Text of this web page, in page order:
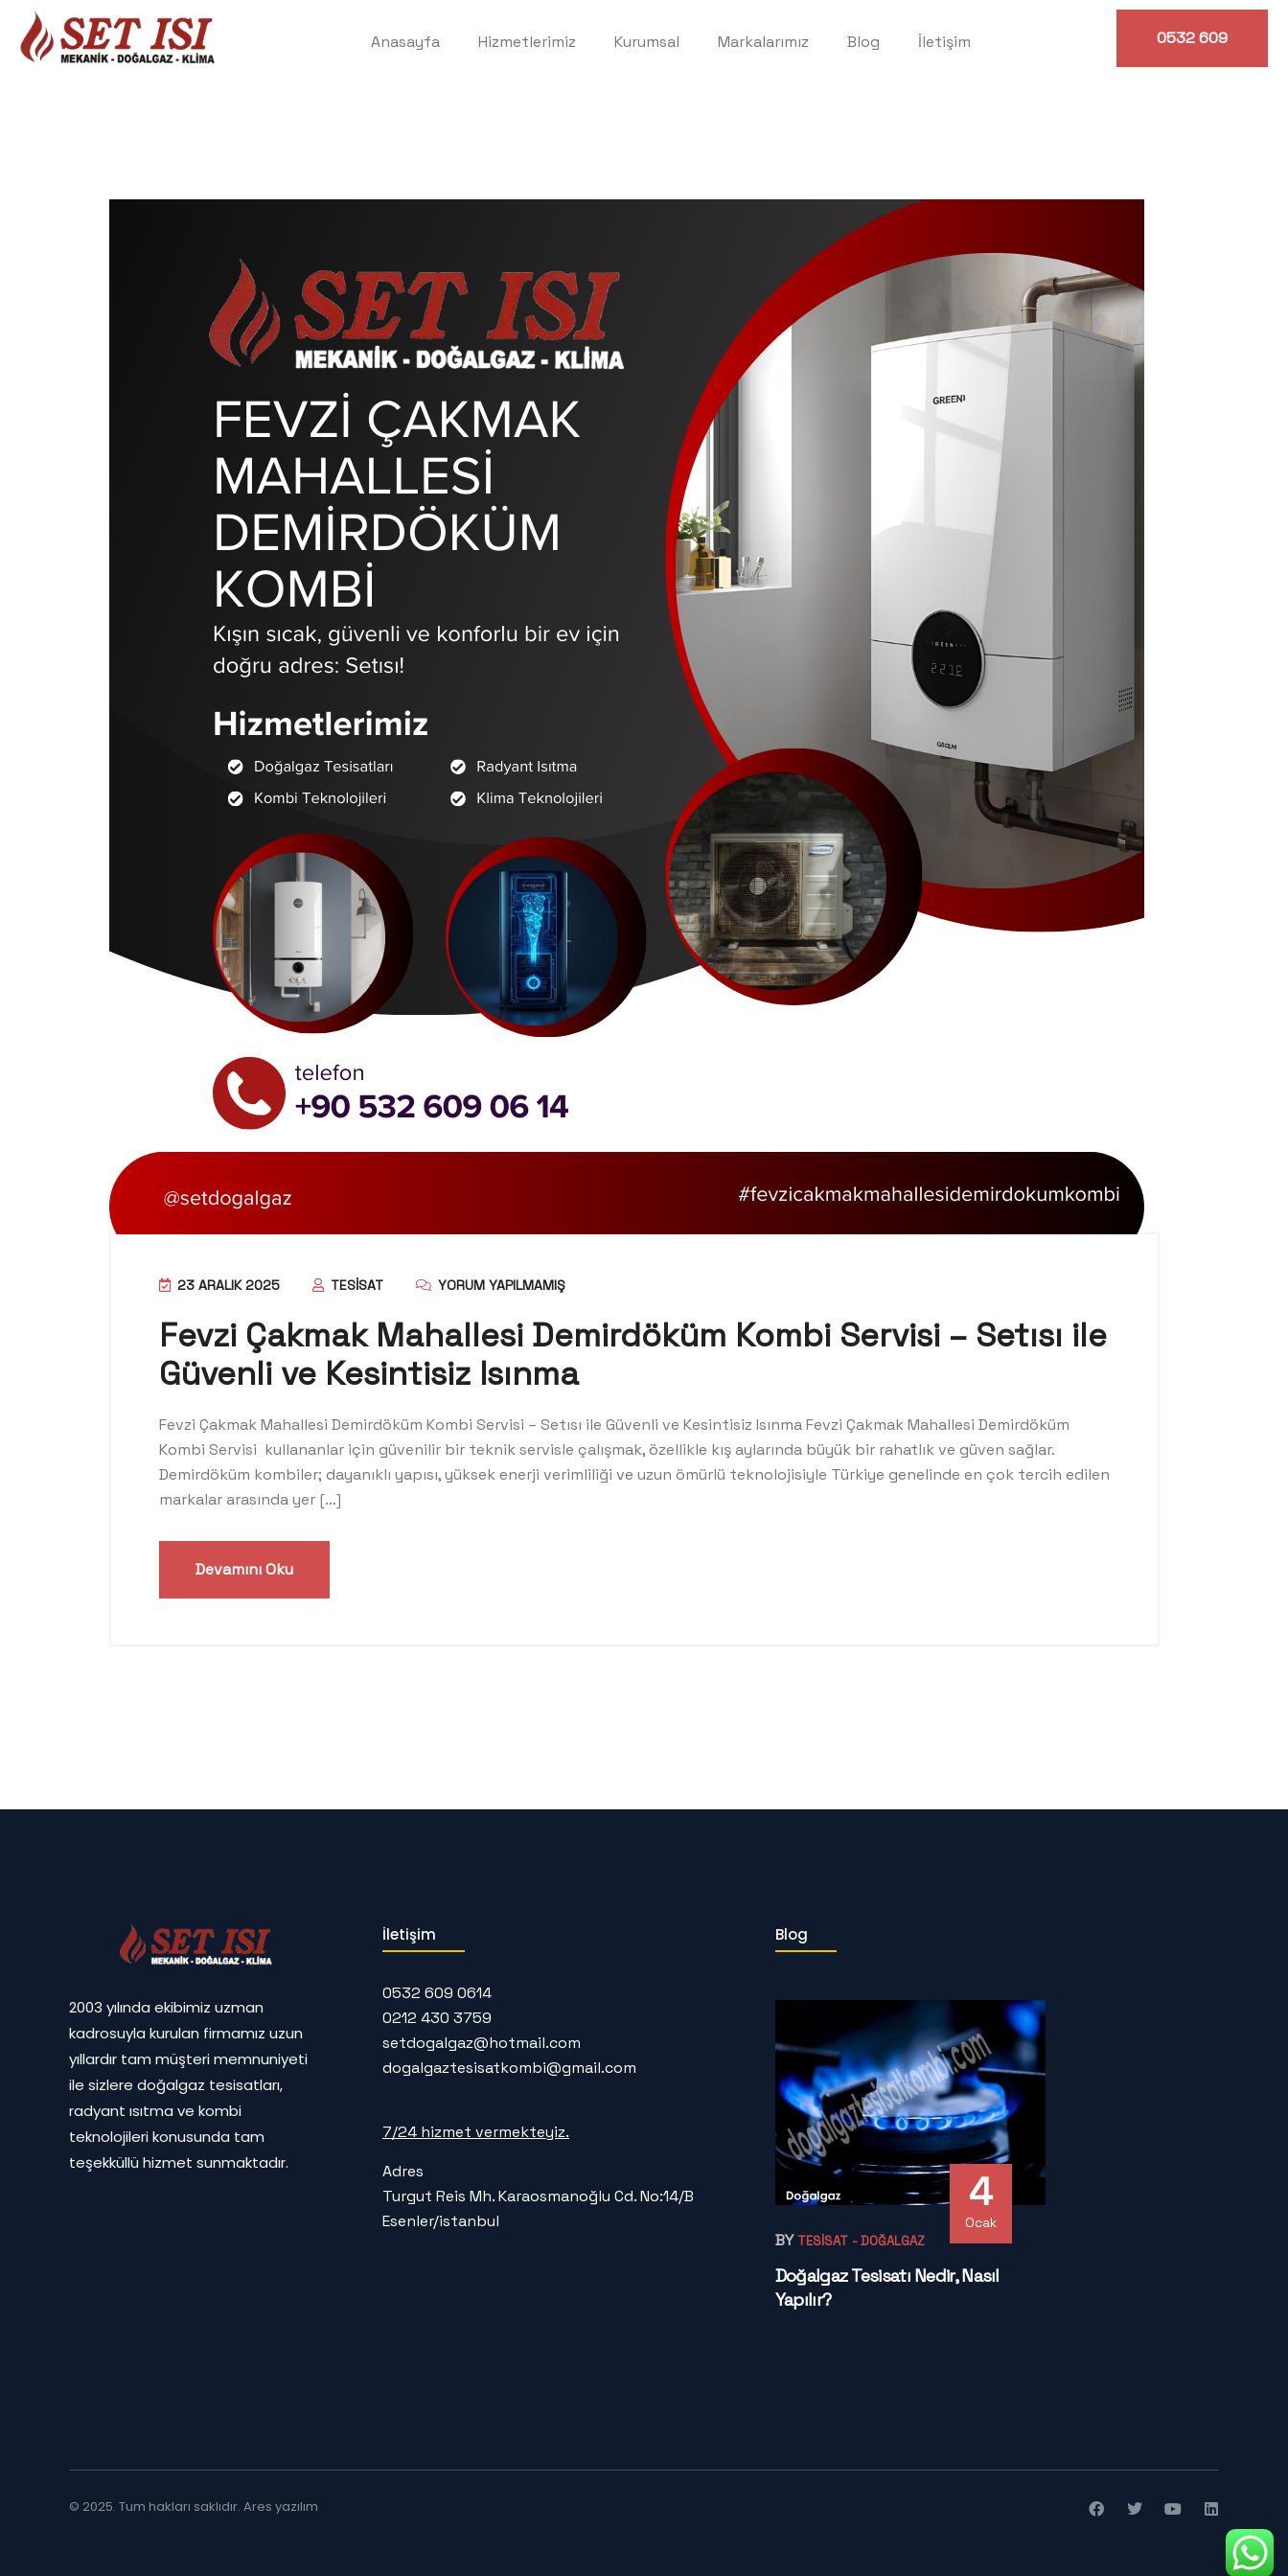
Anasayfa Hizmetlerimiz Kurumsal Markalarımız Blog İletişim 0532 609
23 ARALIK 2025 TESISAT YORUM YAPILMAMIŞ
Fevzi Çakmak Mahallesi Demirdöküm Kombi Servisi – Setısı ile
Güvenli ve Kesintisiz Isınma
Fevzi Çakmak Mahallesi Demirdöküm Kombi Servisi – Setısı ile Güvenli ve Kesintisiz Isınma Fevzi Çakmak Mahallesi Demirdöküm
Kombi Servisi kullananlar için güvenilir bir teknik servisle çalışmak, özellikle kış aylarında büyük bir rahatlık ve güven sağlar.
Demirdöküm kombiler; dayanıklı yapısı, yüksek enerji verimliliği ve uzun ömürlü teknolojisiyle Türkiye genelinde en çok tercih edilen
markalar arasında yer […]
Devamını Oku
2003 yılında ekibimiz uzman
kadrosuyla kurulan firmamız uzun
yıllardır tam müşteri memnuniyeti
ile sizlere doğalgaz tesisatları,
radyant ısıtma ve kombi
teknolojileri konusunda tam
teşekküllü hizmet sunmaktadır.
İletişim
0532 609 0614
0212 430 3759
setdogalgaz@hotmail.com
dogalgaztesisatkombi@gmail.com
7/24 hizmet vermekteyiz.
Adres
Turgut Reis Mh. Karaosmanoğlu Cd. No:14/B
Esenler/istanbul
Blog
4
Ocak
BY TESISAT - DOĞALGAZ
Doğalgaz Tesisatı Nedir, Nasıl
Yapılır?
© 2025. Tum hakları saklıdır. Ares yazılım